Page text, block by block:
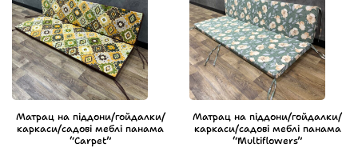
Матрац на піддони/гойдалки/
каркаси/садові меблі панама
“Carpet”
Матрац на піддони/гойдалки/
каркаси/садові меблі панама
“Multiflowers”